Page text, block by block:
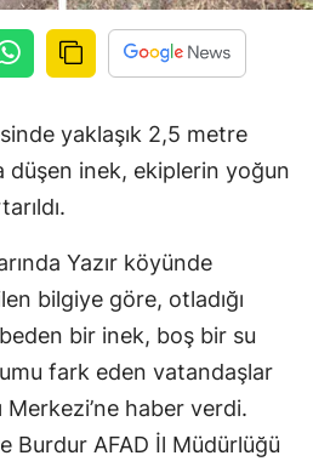
yaklaşık 2,5 metre
düşen inek, ekiplerin yoğun
Yazır köyünde
bilgiye göre, otladığı
bir inek, boş bir su
fark eden vatandaşlar
Merkezi’ne haber verdi.
Burdur AFAD İl Müdürlüğü